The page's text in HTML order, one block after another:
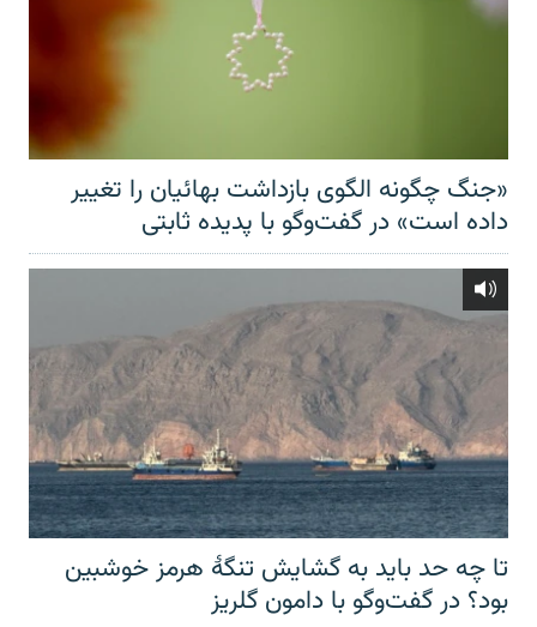
«جنگ چگونه الگوی بازداشت بهائیان را تغییر
داده است» در گفت‌وگو با پدیده ثابتی
تا چه حد باید به گشایش تنگهٔ هرمز خوشبین
بود؟ در گفت‌وگو با دامون گلریز